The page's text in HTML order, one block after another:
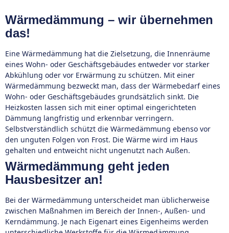
Wärmedämmung – wir übernehmen
das!
Eine Wärmedämmung hat die Zielsetzung, die Innenräume
eines Wohn- oder Geschäftsgebäudes entweder vor starker
Abkühlung oder vor Erwärmung zu schützen. Mit einer
Wärmedämmung bezweckt man, dass der Wärmebedarf eines
Wohn- oder Geschäftsgebäudes grundsätzlich sinkt. Die
Heizkosten lassen sich mit einer optimal eingerichteten
Dämmung langfristig und erkennbar verringern.
Selbstverständlich schützt die Wärmedämmung ebenso vor
den unguten Folgen von Frost. Die Wärme wird im Haus
gehalten und entweicht nicht ungenutzt nach Außen.
Wärmedämmung geht jeden
Hausbesitzer an!
Bei der Wärmedämmung unterscheidet man üblicherweise
zwischen Maßnahmen im Bereich der Innen-, Außen- und
Kerndämmung. Je nach Eigenart eines Eigenheims werden